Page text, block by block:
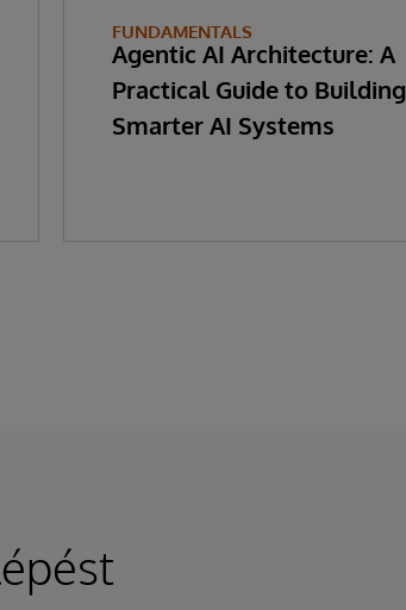
FUNDAMENTALS
Agentic AI Architecture: A
Practical Guide to Building
Smarter AI Systems